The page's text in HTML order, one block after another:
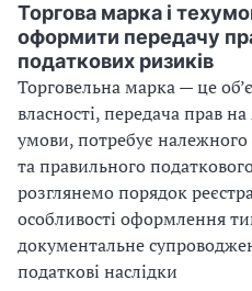
Торгова марка і
оформити передачу
податкових ризиків
Торговельна марка — це
власності, передача прав
умови, потребує
та правильного
розглянемо порядок
особливості оформлення
документальне
податкові наслідки